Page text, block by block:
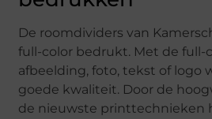
De roomdividers van
full-color bedrukt. Met de full-
afbeelding, foto, tekst of logo
goede kwaliteit. Door de
de nieuwste printtechnieken